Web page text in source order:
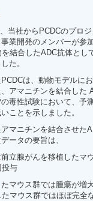
当社からPCDCのプロ
業開発のメンバーが参
結合したADC抗体とし
た。
は、動物モデルに
アマニチンを結合した
毒性試験において、予
ことを示しました。
マニチンを結合させた
ータの要旨は、
前立腺がんを移植したマ
投与
マウス群では腫瘍が増
マウス群ではほぼ完全